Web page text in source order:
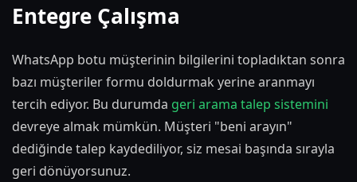
Entegre Çalışma
WhatsApp botu müşterinin bilgilerini topladıktan sonra
bazı müşteriler formu doldurmak yerine aranmayı
tercih ediyor. Bu durumda geri arama talep sistemini
devreye almak mümkün. Müşteri "beni arayın"
dediğinde talep kaydediliyor, siz mesai başında sırayla
geri dönüyorsunuz.